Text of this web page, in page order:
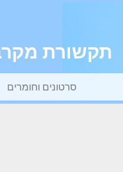
תקשורת
סרטונים וחומרים